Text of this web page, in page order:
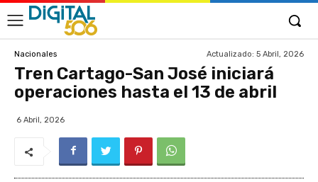
Nacionales Actualizado: 5 Abril, 2026
Tren Cartago-San José iniciará
operaciones hasta el 13 de abril
6 Abril, 2026